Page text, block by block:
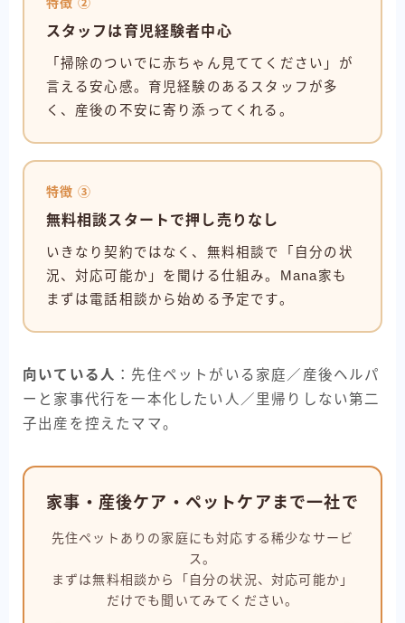
特徴 ②
スタッフは育児経験者中心
「掃除のついでに赤ちゃん見ててください」が
言える安心感。育児経験のあるスタッフが多
く、産後の不安に寄り添ってくれる。
特徴 ③
無料相談スタートで押し売りなし
いきなり契約ではなく、無料相談で「自分の状
況、対応可能か」を聞ける仕組み。Mana家も
まずは電話相談から始める予定です。
向いている人 ：先住ペットがいる家庭／産後ヘルパ
ーと家事代行を一本化したい人／里帰りしない第二
子出産を控えたママ。
家事・産後ケア・ペットケアまで一社で
先住ペットありの家庭にも対応する稀少なサービ
ス。
まずは無料相談から「自分の状況、対応可能か」
だけでも聞いてみてください。